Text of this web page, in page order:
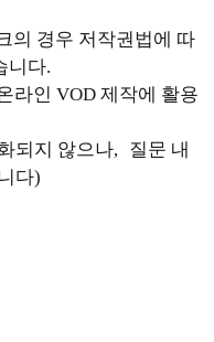
의 경우 저작권법에 따
니다.
라인 VOD 제작에 활용
되지 않으나, 질문 내
다)